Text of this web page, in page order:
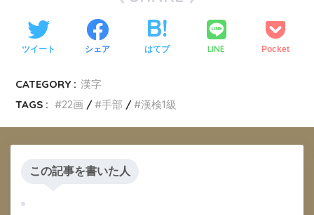
ツイート シェア はてブ LINE Pocket
CATEGORY : 漢字
TAGS :
22画 手部 漢検1級
この記事を書いた人